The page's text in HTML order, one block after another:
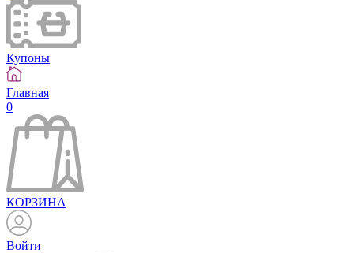
Купоны
Главная
0
КОРЗИНА
Войти